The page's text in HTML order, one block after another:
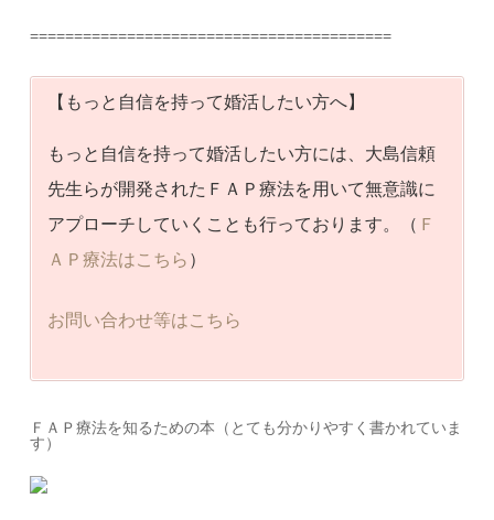
=========================================
【もっと自信を持って婚活したい方へ】
もっと自信を持って婚活したい方には、大島信頼
先生らが開発されたＦＡＰ療法を用いて無意識に
アプローチしていくことも行っております。（ Ｆ
ＡＰ療法はこちら ）
お問い合わせ等はこちら
ＦＡＰ療法を知るための本（とても分かりやすく書かれていま
す）